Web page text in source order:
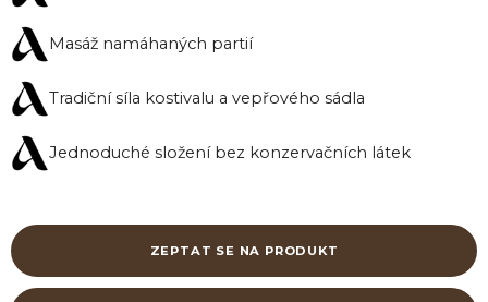
Masáž namáhaných partií
Tradiční síla kostivalu a vepřového sádla
Jednoduché složení bez konzervačních látek
ZEPTAT SE NA PRODUKT